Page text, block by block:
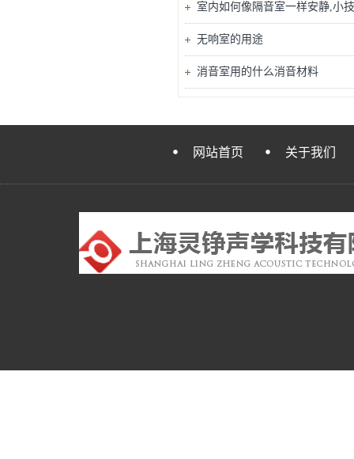
室内如何像隔音室一样安静,小
无响室的用途
消音室用的什么消音材料
网站首页 关于我们